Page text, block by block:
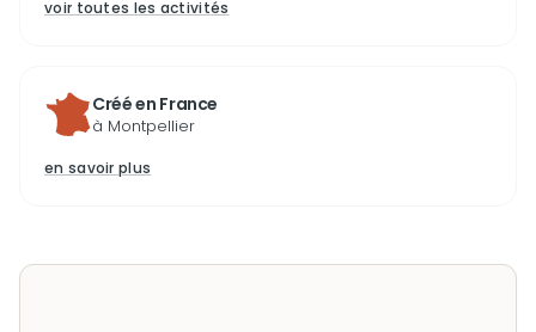
voir toutes les activités
Créé en France
à Montpellier
en savoir plus